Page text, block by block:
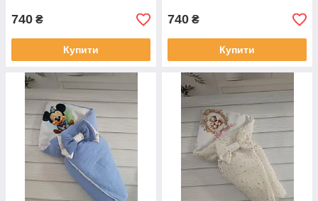
740 ₴
Купити
740 ₴
Купити